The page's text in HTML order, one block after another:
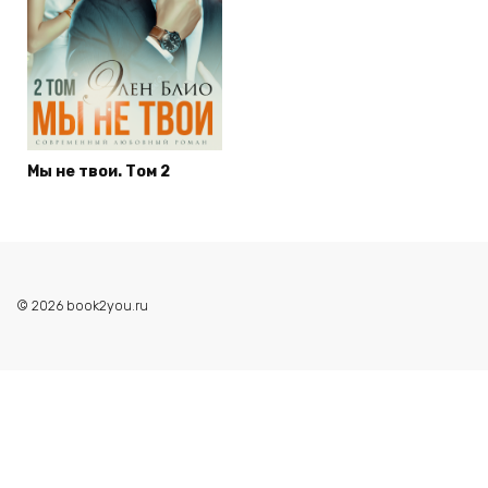
Мы не твои. Том 2
© 2026 book2you.ru